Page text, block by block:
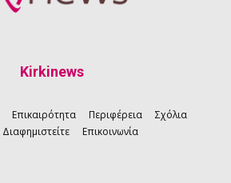
Kirkinews
Επικαιρότητα Περιφέρεια
Σχόλια
Διαφημιστείτε Επικοινωνία